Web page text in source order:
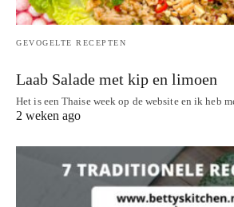
GEVOGELTE RECEPTEN
Laab Salade met kip en limoen
Het is een Thaise week op de website en ik heb
2 weken ago